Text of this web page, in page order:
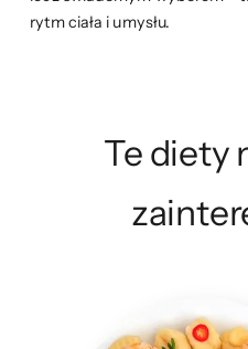
rytm ciała i umysłu.
Te diety